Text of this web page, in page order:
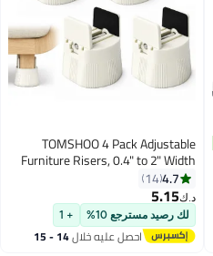
TOMSHOO 4 Pack Adjustable
Furniture Risers, 0.4" to 2" Width
Adjustable, 3.2" Height, Heavy Duty
Bed Risers with Clamp Design,
Clamp-On Levelers for Chair Table
Sofa Cabinet Legs, Furniture
Height Extenders Leg Lifts (Beige)
4.7
14
د.ك‏5.15
لك رصيد مسترجع 10% + 1
احصل عليه خلال 14 - 15